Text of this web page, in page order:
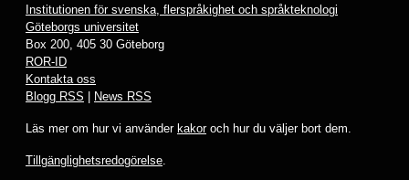
Institutionen för svenska, flerspråkighet och språkteknologi
Göteborgs universitet
Box 200, 405 30 Göteborg
ROR-ID
Kontakta oss
Blogg RSS
News RSS
Läs mer om hur vi använder kakoroch hur du väljer bort dem.
Tillgänglighetsredogörelse.